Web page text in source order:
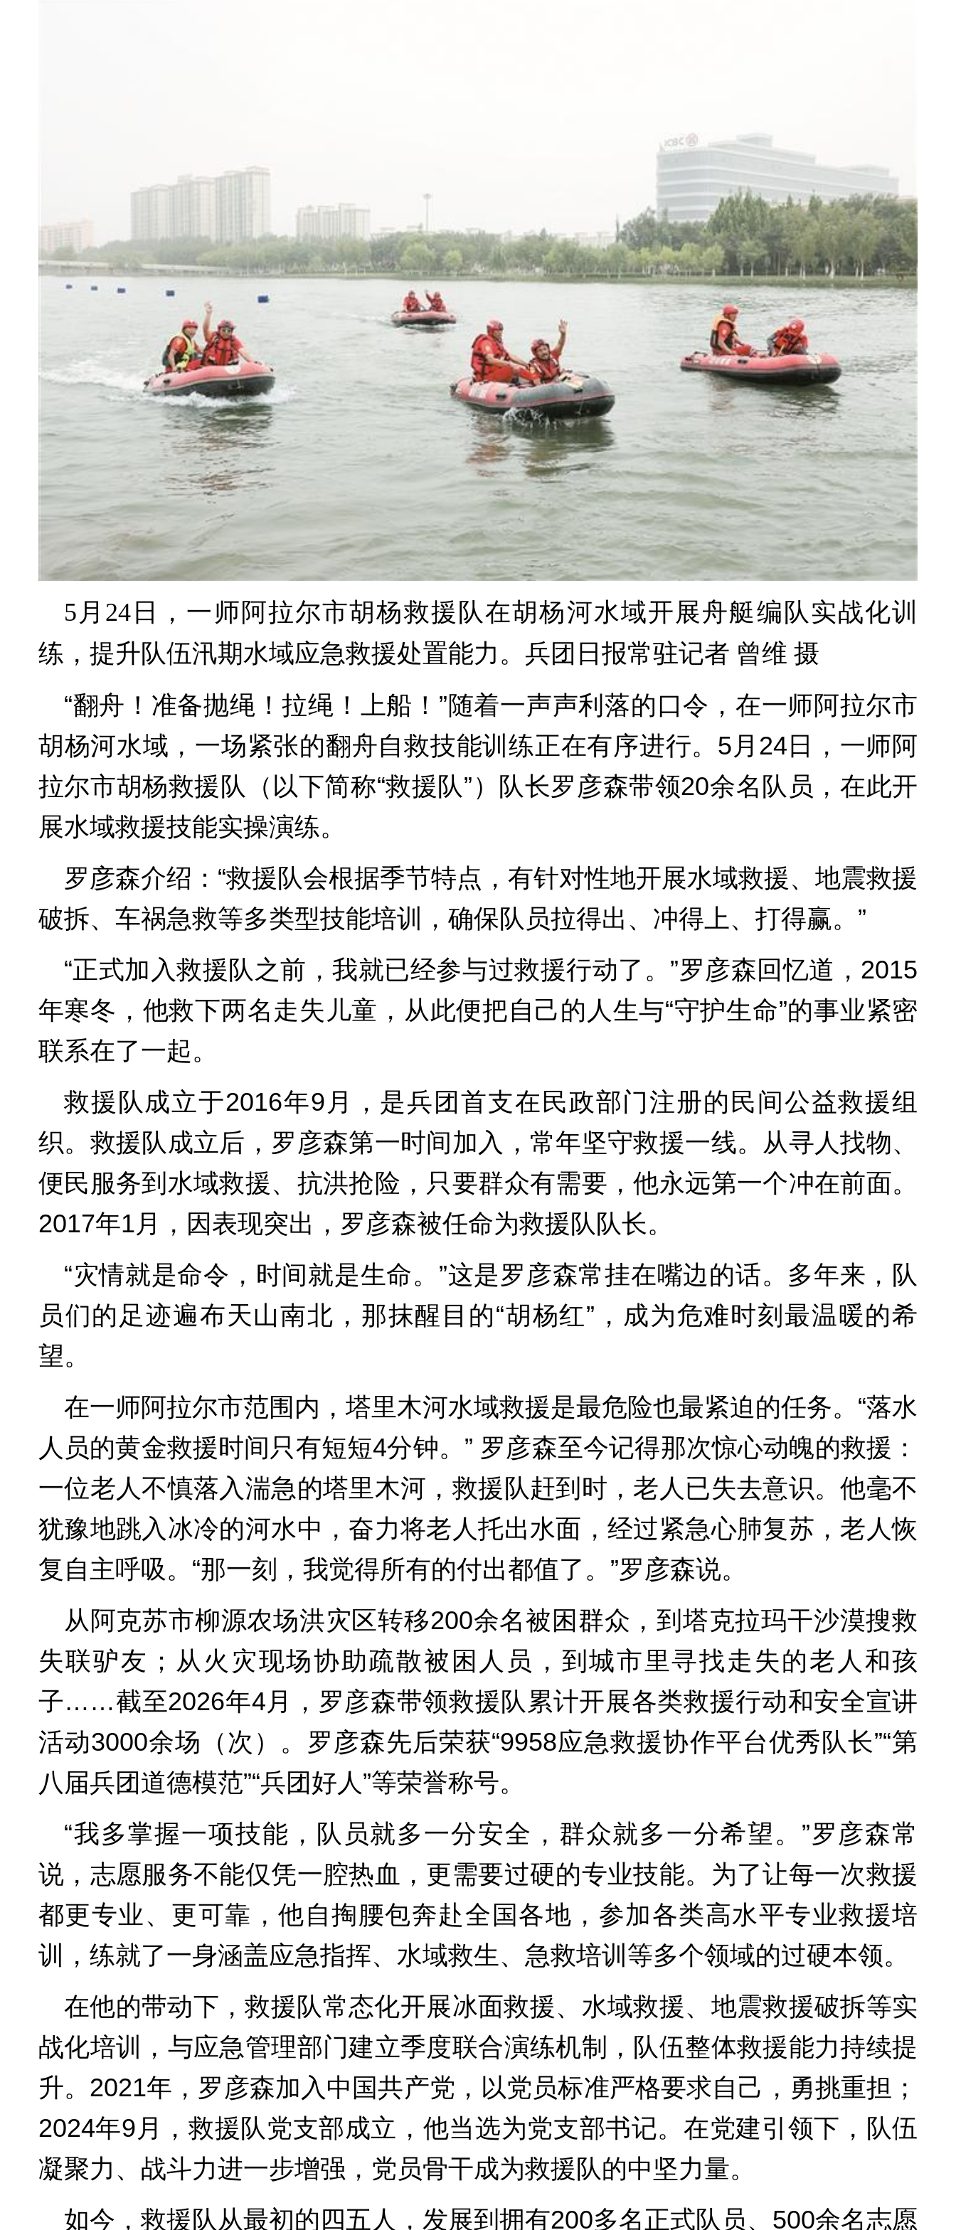
5月24日，一师阿拉尔市胡杨救援队在胡杨河水域开展舟艇编队实战化训
练，提升队伍汛期水域应急救援处置能力。兵团日报常驻记者 曾维 摄
“翻舟！准备抛绳！拉绳！上船！”随着一声声利落的口令，在一师阿拉尔市
胡杨河水域，一场紧张的翻舟自救技能训练正在有序进行。5月24日，一师阿
拉尔市胡杨救援队（以下简称“救援队”）队长罗彦森带领20余名队员，在此开
展水域救援技能实操演练。
罗彦森介绍：“救援队会根据季节特点，有针对性地开展水域救援、地震救援
破拆、车祸急救等多类型技能培训，确保队员拉得出、冲得上、打得赢。”
“正式加入救援队之前，我就已经参与过救援行动了。”罗彦森回忆道，2015
年寒冬，他救下两名走失儿童，从此便把自己的人生与“守护生命”的事业紧密
联系在了一起。
救援队成立于2016年9月，是兵团首支在民政部门注册的民间公益救援组
织。救援队成立后，罗彦森第一时间加入，常年坚守救援一线。从寻人找物、
便民服务到水域救援、抗洪抢险，只要群众有需要，他永远第一个冲在前面。
2017年1月，因表现突出，罗彦森被任命为救援队队长。
“灾情就是命令，时间就是生命。”这是罗彦森常挂在嘴边的话。多年来，队
员们的足迹遍布天山南北，那抹醒目的“胡杨红”，成为危难时刻最温暖的希
望。
在一师阿拉尔市范围内，塔里木河水域救援是最危险也最紧迫的任务。“落水
人员的黄金救援时间只有短短4分钟。” 罗彦森至今记得那次惊心动魄的救援：
一位老人不慎落入湍急的塔里木河，救援队赶到时，老人已失去意识。他毫不
犹豫地跳入冰冷的河水中，奋力将老人托出水面，经过紧急心肺复苏，老人恢
复自主呼吸。“那一刻，我觉得所有的付出都值了。”罗彦森说。
从阿克苏市柳源农场洪灾区转移200余名被困群众，到塔克拉玛干沙漠搜救
失联驴友；从火灾现场协助疏散被困人员，到城市里寻找走失的老人和孩
子……截至2026年4月，罗彦森带领救援队累计开展各类救援行动和安全宣讲
活动3000余场（次）。罗彦森先后荣获“9958应急救援协作平台优秀队长”“第
八届兵团道德模范”“兵团好人”等荣誉称号。
“我多掌握一项技能，队员就多一分安全，群众就多一分希望。”罗彦森常
说，志愿服务不能仅凭一腔热血，更需要过硬的专业技能。为了让每一次救援
都更专业、更可靠，他自掏腰包奔赴全国各地，参加各类高水平专业救援培
训，练就了一身涵盖应急指挥、水域救生、急救培训等多个领域的过硬本领。
在他的带动下，救援队常态化开展冰面救援、水域救援、地震救援破拆等实
战化培训，与应急管理部门建立季度联合演练机制，队伍整体救援能力持续提
升。2021年，罗彦森加入中国共产党，以党员标准严格要求自己，勇挑重担；
2024年9月，救援队党支部成立，他当选为党支部书记。在党建引领下，队伍
凝聚力、战斗力进一步增强，党员骨干成为救援队的中坚力量。
如今，救援队从最初的四五人，发展到拥有200多名正式队员、500余名志愿